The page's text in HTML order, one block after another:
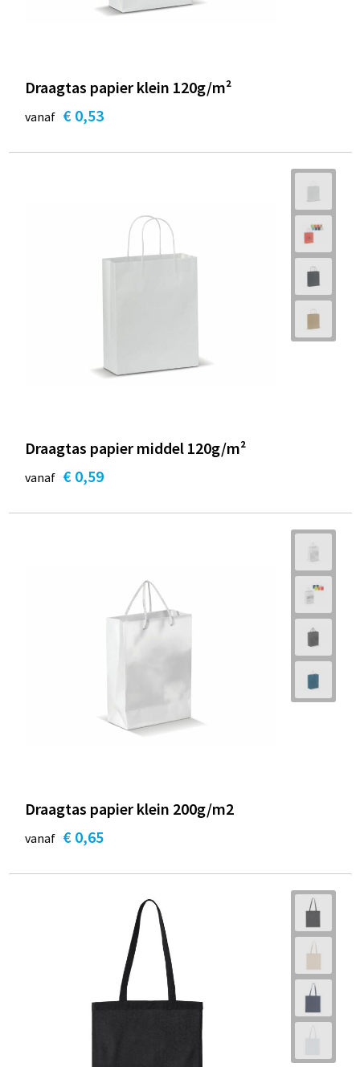
Draagtas papier klein 120g/m²
vanaf € 0,53
Draagtas papier middel 120g/m²
vanaf € 0,59
Draagtas papier klein 200g/m2
vanaf € 0,65